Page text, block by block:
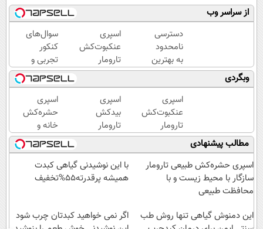
از سراسر وب
دسترسی
نامحدود
به بهترین
آموزش‌ها
تا روز
کنکور
اسپری
عنکبوت‌‌کش
تارومار
ازبین‌برنده
انواع
عنکبوت
سوال‌های
کنکور
تجربی و
ریاضی در
پکیج ماز
وبگردی
اسپری
عنکبوت‌‌کش
تارومار
ازبین‌برنده
انواع
عنکبوت
اسپری
بیدکش
تارومار
با
اثرفوری
،
محافظ
مقابل
اسپری
حشره‌کش
خانه و
گیاهان
خانگی،
نابودکننده
انواع
آفات
مطالب پیشنهادی
اسپری حشره‌کش طبیعی تارومار
سازگار با محیط زیست و با
محافظت طبیعی
با این نوشیدنی گیاهی کبدت
همیشه پرقدرته55%تخفیف
این دمنوش گیاهی تنها روش طب
اگر نمی خواهید کبدتان چرب شود